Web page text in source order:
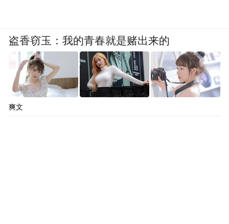
盗香窃玉：我的青春就是赌出来的
爽文